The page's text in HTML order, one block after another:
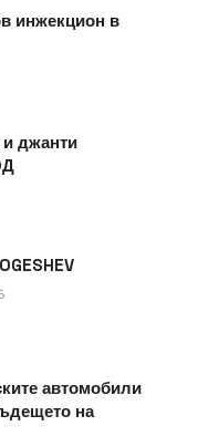
инжекцион в
и джанти
автомобили
на